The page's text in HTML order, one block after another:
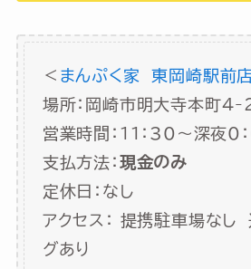
＜ まんぷく家 東岡崎駅前
場所：岡崎市明大寺本町
営業時間：11：30～深夜0
支払方法： 現金のみ
定休日：なし
アクセス： 提携駐車場なし
グあり